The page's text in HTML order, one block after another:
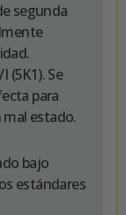
segunda
(5K1). Se
para
estado.
bajo
estándares